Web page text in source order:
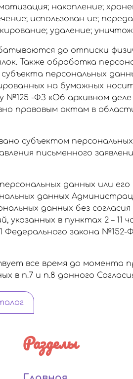
накопление;
использован ие;
удаление;
до отписки
Также обработка
персональных
на бумажных
№125 -ФЗ «Об архивном деле
правовым актам в
субъектом
письменного
данных или
данных
данных без
указанных в пунктах 2 – 11
Федерального закона №152-
все время до момента
в п.7 и п.8 данного
Разделы